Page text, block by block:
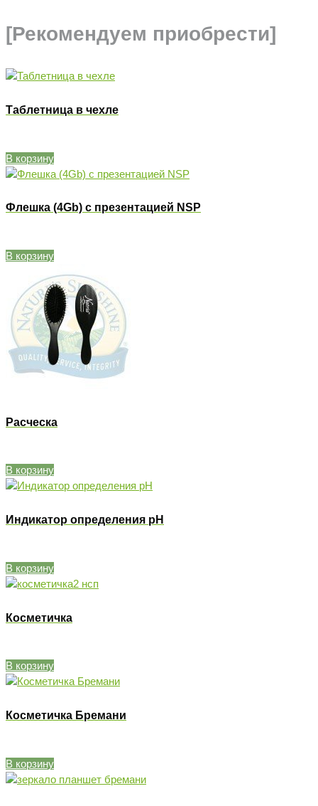
[Рекомендуем приобрести]
Таблетница в чехле
В корзину
Флешка (4Gb) c презентацией NSP
В корзину
Расческа
В корзину
Индикатор определения pН
В корзину
Косметичка
В корзину
Косметичка Бремани
В корзину